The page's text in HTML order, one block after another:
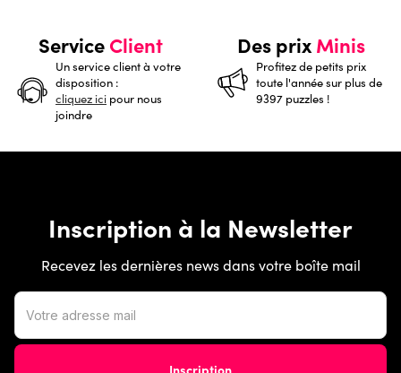
ServiceClient
Un service client à votre
disposition :
cliquez ici pour nous
joindre
Des prixMinis
Profitez de petits prix
toute l'année sur plus de
9397 puzzles !
Inscription à la Newsletter
Recevez les dernières news dans votre boîte mail